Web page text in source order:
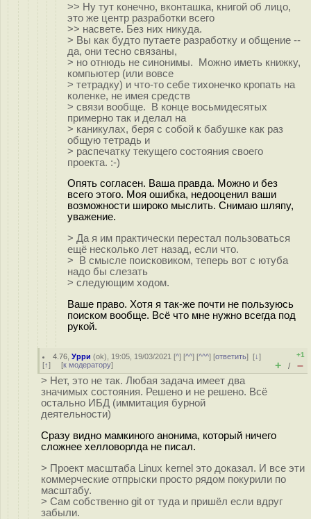
>> Ну тут конечно, вконташка, книгой об лицо,
это же центр разработки всего
>> насвете. Без них никуда.
> Вы как будто путаете разработку и общение --
да, они тесно связаны,
> но отнюдь не синонимы. Можно иметь книжку,
компьютер (или вовсе
> тетрадку) и что-то себе тихонечко кропать на
коленке, не имея средств
> связи вообще. В конце восьмидесятых
примерно так и делал на
> каникулах, беря с собой к бабушке как раз
общую тетрадь и
> распечатку текущего состояния своего
проекта. :-)
Опять согласен. Ваша правда. Можно и без
всего этого. Моя ошибка, недооценил ваши
возможности широко мыслить. Снимаю шляпу,
уважение.
> Да я им практически перестал пользоваться
ещё несколько лет назад, если что.
> В смысле поисковиком, теперь вот с ютуба
надо бы слезать
> следующим ходом.
Ваше право. Хотя я так-же почти не пользуюсь
поиском вообще. Всё что мне нужно всегда под
рукой.
4.76 ,Урри (ok), 19:05, 19/03/2021 [^] [^^] [^^^] [ответить][↓]
[↑] [к модератору]
+1
+ / –
> Нет, это не так. Любая задача имеет два
значимых состояния. Решено и не решено. Всё
остально ИБД (иммитация бурной
деятельности)
Сразу видно мамкиного анонима, который ничего
сложнее хелловорлда не писал.
> Проект масштаба Linux kernel это доказал. И все эти
коммерческие отпрыски просто рядом покурили по
масштабу.
> Сам собственно git от туда и пришёл если вдруг
забыли.